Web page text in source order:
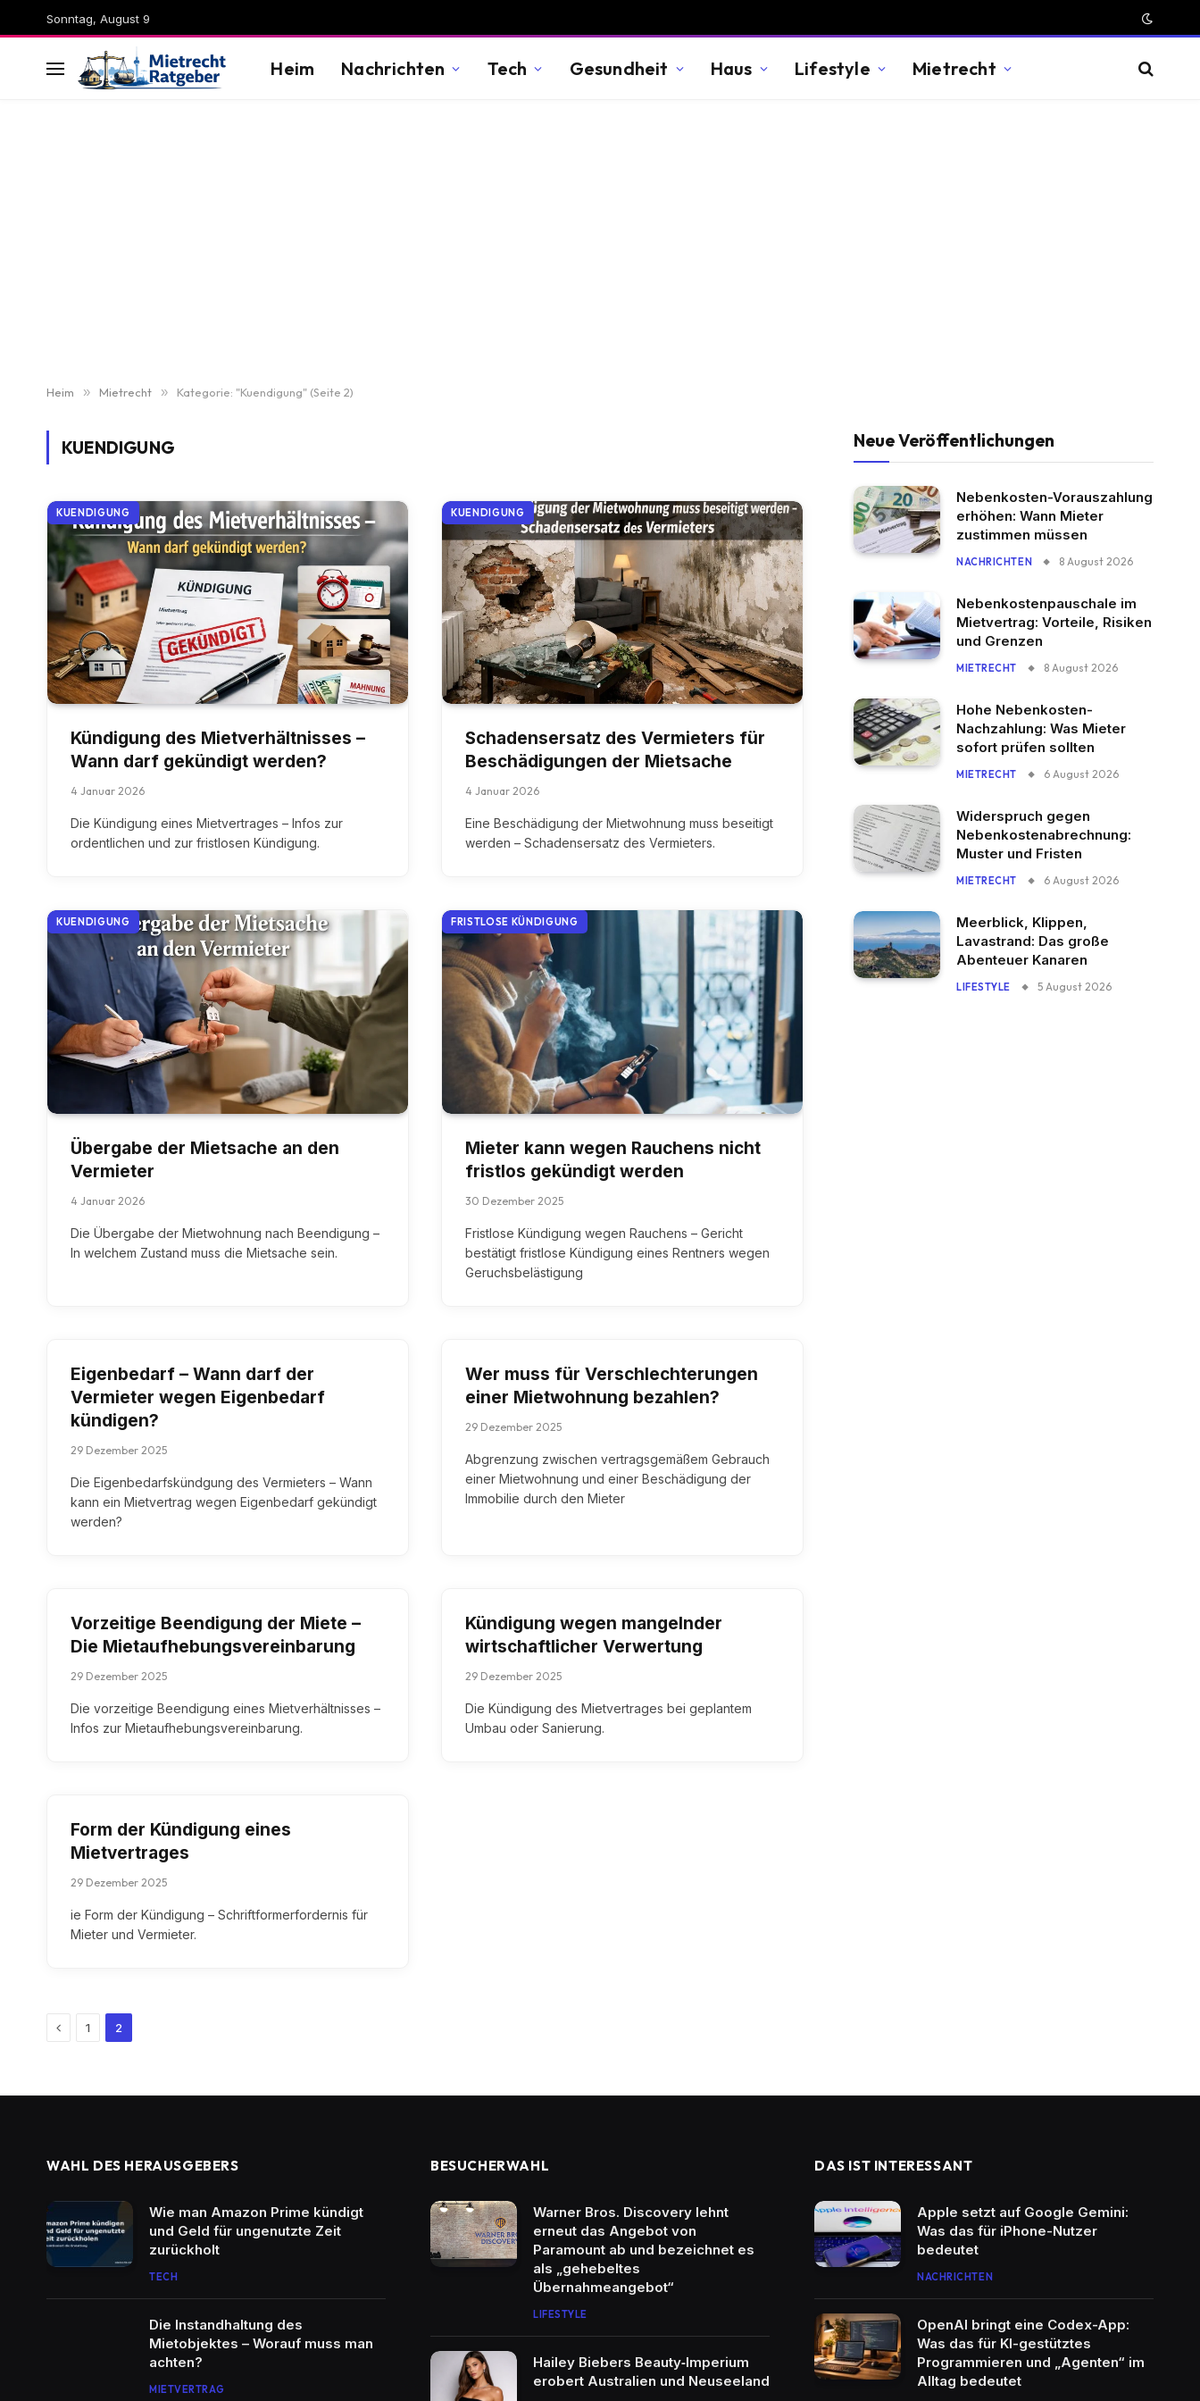
Sonntag, August 9
Heim Nachrichten Tech Gesundheit Haus Lifestyle Mietrecht
Heim » Mietrecht » Kategorie: "Kuendigung" (Seite 2)
KUENDIGUNG
KUENDIGUNG
Kündigung des Mietverhältnisses –
Wann darf gekündigt werden?
4 Januar 2026
Die Kündigung eines Mietvertrages – Infos zur
ordentlichen und zur fristlosen Kündigung.
KUENDIGUNG
Schadensersatz des Vermieters für
Beschädigungen der Mietsache
4 Januar 2026
Eine Beschädigung der Mietwohnung muss beseitigt
werden – Schadensersatz des Vermieters.
KUENDIGUNG
Übergabe der Mietsache an den
Vermieter
4 Januar 2026
Die Übergabe der Mietwohnung nach Beendigung –
In welchem Zustand muss die Mietsache sein.
FRISTLOSE KÜNDIGUNG
Mieter kann wegen Rauchens nicht
fristlos gekündigt werden
30 Dezember 2025
Fristlose Kündigung wegen Rauchens – Gericht
bestätigt fristlose Kündigung eines Rentners wegen
Geruchsbelästigung
Eigenbedarf – Wann darf der
Vermieter wegen Eigenbedarf
kündigen?
29 Dezember 2025
Die Eigenbedarfskündgung des Vermieters – Wann
kann ein Mietvertrag wegen Eigenbedarf gekündigt
werden?
Wer muss für Verschlechterungen
einer Mietwohnung bezahlen?
29 Dezember 2025
Abgrenzung zwischen vertragsgemäßem Gebrauch
einer Mietwohnung und einer Beschädigung der
Immobilie durch den Mieter
Vorzeitige Beendigung der Miete –
Die Mietaufhebungsvereinbarung
29 Dezember 2025
Die vorzeitige Beendigung eines Mietverhältnisses –
Infos zur Mietaufhebungsvereinbarung.
Kündigung wegen mangelnder
wirtschaftlicher Verwertung
29 Dezember 2025
Die Kündigung des Mietvertrages bei geplantem
Umbau oder Sanierung.
Form der Kündigung eines
Mietvertrages
29 Dezember 2025
ie Form der Kündigung – Schriftformerfordernis für
Mieter und Vermieter.
Previous
1 2
Neue Veröffentlichungen
Nebenkosten-Vorauszahlung
erhöhen: Wann Mieter
zustimmen müssen
NACHRICHTEN 8 August 2026
Nebenkostenpauschale im
Mietvertrag: Vorteile, Risiken
und Grenzen
MIETRECHT 8 August 2026
Hohe Nebenkosten-
Nachzahlung: Was Mieter
sofort prüfen sollten
MIETRECHT 6 August 2026
Widerspruch gegen
Nebenkostenabrechnung:
Muster und Fristen
MIETRECHT 6 August 2026
Meerblick, Klippen,
Lavastrand: Das große
Abenteuer Kanaren
LIFESTYLE 5 August 2026
WAHL DES HERAUSGEBERS
Wie man Amazon Prime kündigt
und Geld für ungenutzte Zeit
zurückholt
TECH
Die Instandhaltung des
Mietobjektes – Worauf muss man
achten?
MIETVERTRAG
BESUCHERWAHL
Warner Bros. Discovery lehnt
erneut das Angebot von
Paramount ab und bezeichnet es
als „gehebeltes
Übernahmeangebot“
LIFESTYLE
Hailey Biebers Beauty‑Imperium
erobert Australien und Neuseeland
DAS IST INTERESSANT
Apple setzt auf Google Gemini:
Was das für iPhone-Nutzer
bedeutet
NACHRICHTEN
OpenAI bringt eine Codex-App:
Was das für KI-gestütztes
Programmieren und „Agenten“ im
Alltag bedeutet